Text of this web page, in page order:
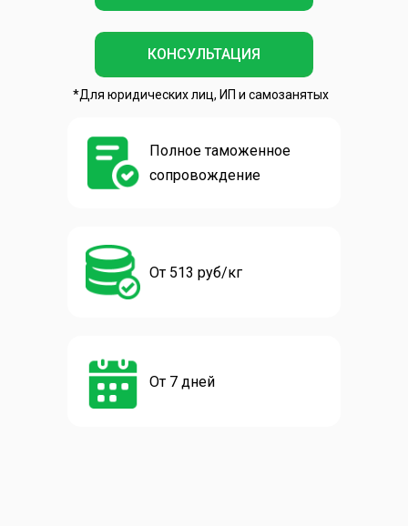
Полное таможенное
сопровождение
От 513 руб/кг
КОНСУЛЬТАЦИЯ
От 7 дней
*Для юридических лиц, ИП и самозанятых